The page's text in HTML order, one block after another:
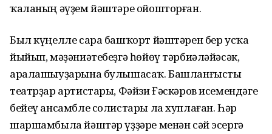
ҡаланың әүҙем йәштәре ойошторған.
Был күңелле сара башҡорт йәштәрен бер усҡа
йыйып, мәҙәниәтебеҙгә һөйөү тәрбиәләйәсәк,
аралашыуҙарына булышасаҡ. Башланғысты
театрҙар артистары, Фәйзи Ғәскәров исемендәге
бейеү ансамбле солистары ла хуплаған. Һәр
шаршамбыла йәштәр үҙҙәре менән сәй эсергә